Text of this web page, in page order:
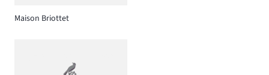
Maison Briottet